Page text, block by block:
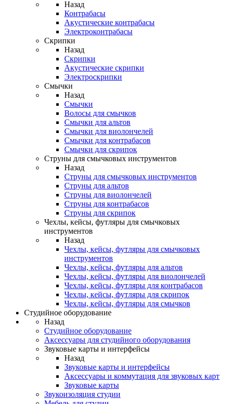
Назад
Контрабасы
Акустические контрабасы
Электроконтрабасы
Скрипки
Назад
Скрипки
Акустические скрипки
Электроскрипки
Смычки
Назад
Смычки
Волосы для смычков
Смычки для альтов
Смычки для виолончелей
Смычки для контрабасов
Смычки для скрипок
Струны для смычковых инструментов
Назад
Струны для смычковых инструментов
Струны для альтов
Струны для виолончелей
Струны для контрабасов
Струны для скрипок
Чехлы, кейсы, футляры для смычковых
инструментов
Назад
Чехлы, кейсы, футляры для смычковых
инструментов
Чехлы, кейсы, футляры для альтов
Чехлы, кейсы, футляры для виолончелей
Чехлы, кейсы, футляры для контрабасов
Чехлы, кейсы, футляры для скрипок
Чехлы, кейсы, футляры для смычков
Студийное оборудование
Назад
Студийное оборудование
Аксессуары для студийного оборудования
Звуковые карты и интерфейсы
Назад
Звуковые карты и интерфейсы
Аксессуары и коммутация для звуковых карт
Звуковые карты
Звукоизоляция студии